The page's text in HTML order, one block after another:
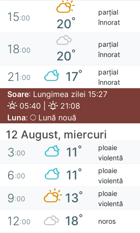
15:00 20°
parțial
înnorat
18:00 20°
parțial
înnorat
21 :00 17°
parțial
înnorat
Soare: Lungimea zilei 15:27
05:40 |
21:08
Luna: Lună nouă
12 August, miercuri
3:00 11°
ploaie
violentă
6:00 11°
ploaie
violentă
9:00 13°
ploaie
violentă
12:00 18° noros